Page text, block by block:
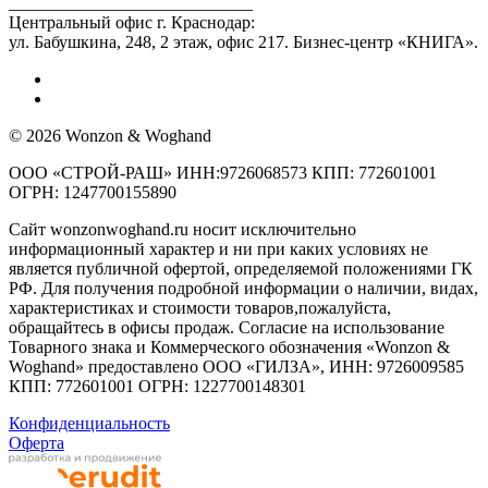
Центральный офис г. Краснодар:
ул. Бабушкина, 248, 2 этаж, офис 217. Бизнес-центр «КНИГА».
© 2026 Wonzon & Woghand
ООО «СТРОЙ-РАШ» ИНН:9726068573 КПП: 772601001
ОГРН: 1247700155890
Сайт wonzonwoghand.ru носит исключительно
информационный характер и ни при каких условиях не
является публичной офертой, определяемой положениями ГК
РФ. Для получения подробной информации о наличии, видах,
характеристиках и стоимости товаров,пожалуйста,
обращайтесь в офисы продаж. Согласие на использование
Товарного знака и Коммерческого обозначения «Wonzon &
Woghand» предоставлено OOO «ГИЛЗА», ИНН: 9726009585
КПП: 772601001 ОГРН: 1227700148301
Конфиденциальность
Оферта